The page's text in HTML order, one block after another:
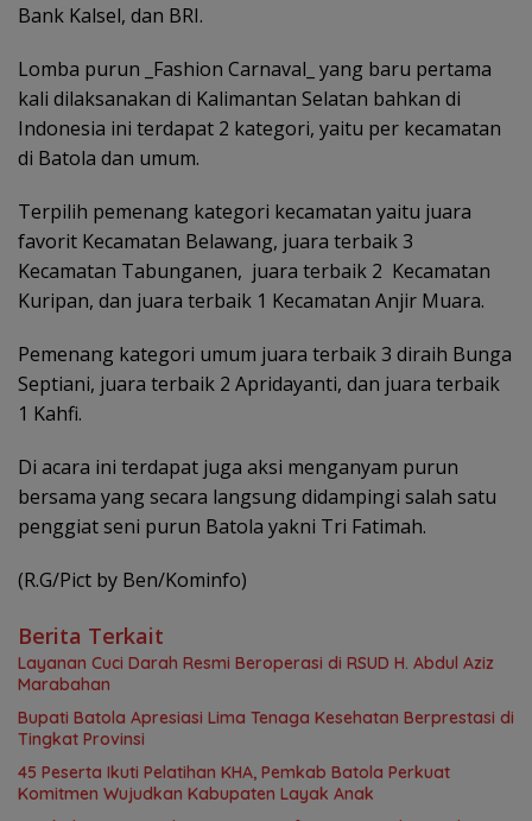
Bank Kalsel, dan BRI.
Lomba purun _Fashion Carnaval_ yang baru pertama
kali dilaksanakan di Kalimantan Selatan bahkan di
Indonesia ini terdapat 2 kategori, yaitu per kecamatan
di Batola dan umum.
Terpilih pemenang kategori kecamatan yaitu juara
favorit Kecamatan Belawang, juara terbaik 3
Kecamatan Tabunganen, juara terbaik 2 Kecamatan
Kuripan, dan juara terbaik 1 Kecamatan Anjir Muara.
Pemenang kategori umum juara terbaik 3 diraih Bunga
Septiani, juara terbaik 2 Apridayanti, dan juara terbaik
1 Kahfi.
Di acara ini terdapat juga aksi menganyam purun
bersama yang secara langsung didampingi salah satu
penggiat seni purun Batola yakni Tri Fatimah.
(R.G/Pict by Ben/Kominfo)
Berita Terkait
Layanan Cuci Darah Resmi Beroperasi di RSUD H. Abdul Aziz
Marabahan
Bupati Batola Apresiasi Lima Tenaga Kesehatan Berprestasi di
Tingkat Provinsi
45 Peserta Ikuti Pelatihan KHA, Pemkab Batola Perkuat
Komitmen Wujudkan Kabupaten Layak Anak